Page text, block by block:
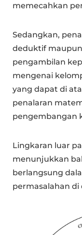
memecahkan
Sedangkan,
deduktif
pengambilan
mengenai
yang dapat di
penalaran
pengembangan
Lingkaran luar
menunjukkan
berlangsung
permasalahan di